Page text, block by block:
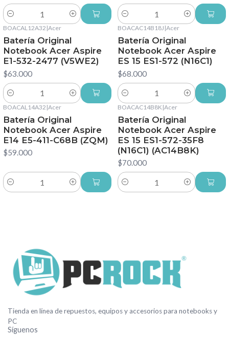
Cantidad Cantidad
BOACAL12A32 |Acer
Batería Original
Notebook Acer Aspire
E1-532-2477 (V5WE2)
$63.000
Cantidad
BOACAC14B18J |Acer
Batería Original
Notebook Acer Aspire
ES 15 ES1-572 (N16C1)
$68.000
Cantidad
BOACAL14A32 |Acer
Batería Original
Notebook Acer Aspire
E14 E5-411-C68B (ZQM)
$59.000
Cantidad
BOACAC14B8K |Acer
Batería Original
Notebook Acer Aspire
ES 15 ES1-572-35F8
(N16C1) (AC14B8K)
$70.000
Cantidad
Tienda en línea de repuestos, equipos y accesorios para notebooks y
PC
Síguenos